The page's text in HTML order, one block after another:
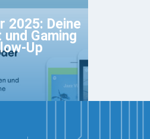
2025: Deine
Gaming
Up